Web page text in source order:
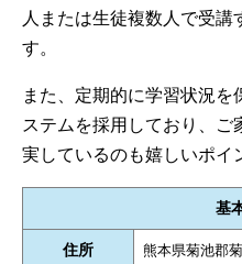
人または生徒複数人で受講
す。
また、定期的に学習状況
ステムを採用しており、
実しているのも嬉しいポイ
基
住所 熊本県菊池郡